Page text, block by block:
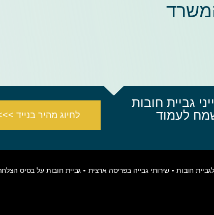
גביית חובות
ליצור קשר ב- 072-3938567 ונשמח לעמוד
לחיוג מהיר בנייד
חובות •שירותי גבייה בפריסה ארצית • גביית חובות על בסיס